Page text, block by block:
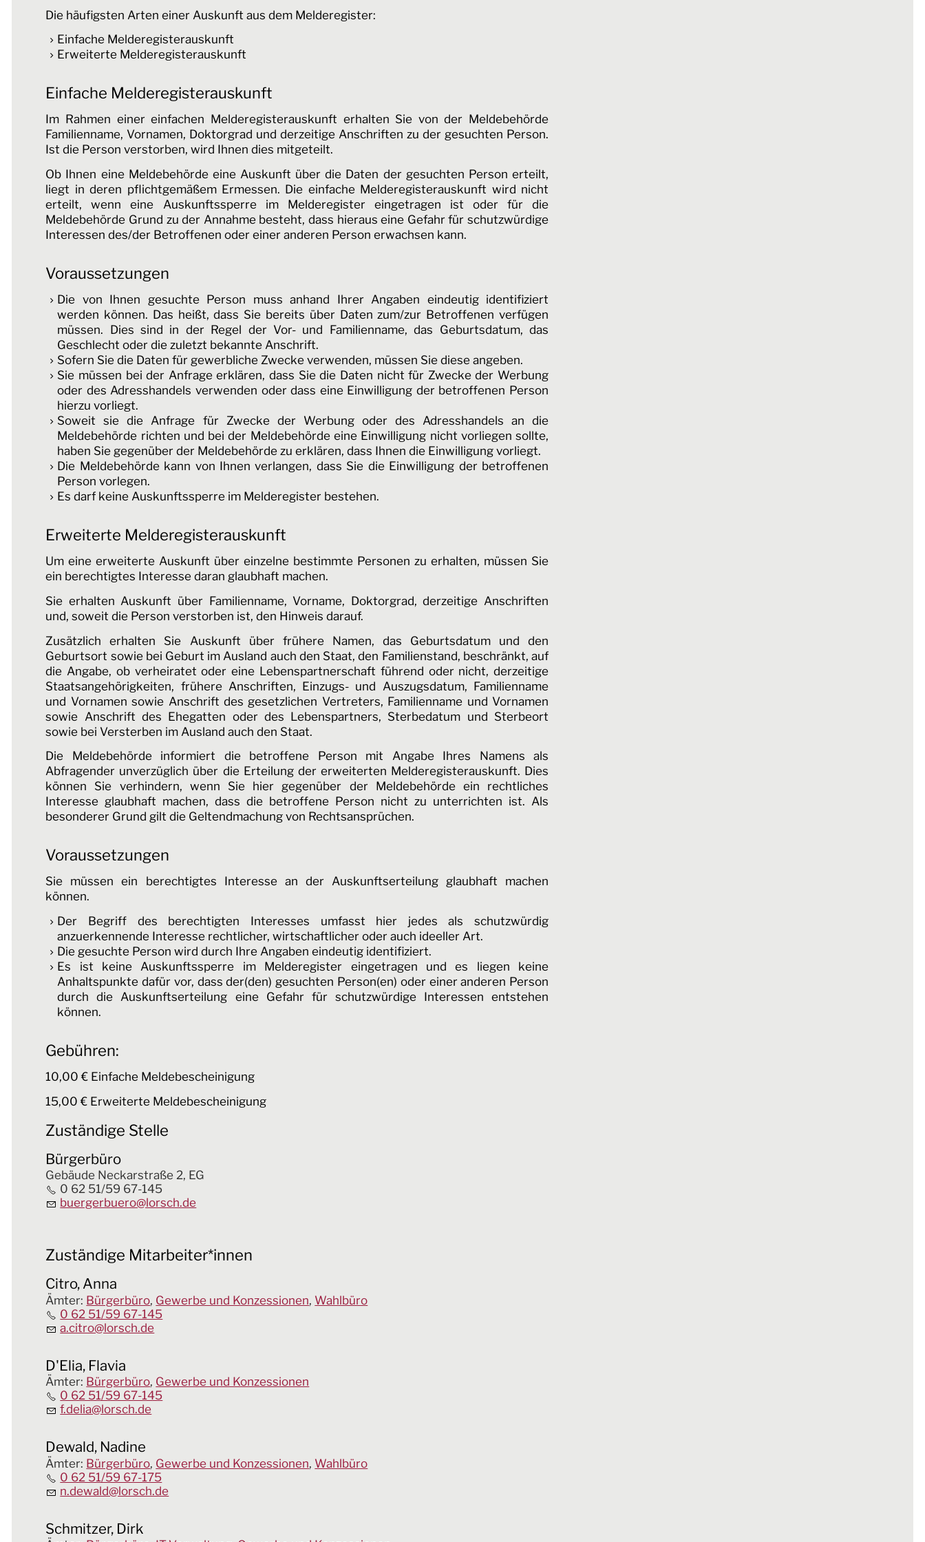
Die häufigsten Arten einer Auskunft aus dem Melderegister:
Einfache Melderegisterauskunft
Erweiterte Melderegisterauskunft
Einfache Melderegisterauskunft
Im Rahmen einer einfachen Melderegisterauskunft erhalten Sie von der Meldebehörde
Familienname, Vornamen, Doktorgrad und derzeitige Anschriften zu der gesuchten Person.
Ist die Person verstorben, wird Ihnen dies mitgeteilt.
Ob Ihnen eine Meldebehörde eine Auskunft über die Daten der gesuchten Person erteilt,
liegt in deren pflichtgemäßem Ermessen. Die einfache Melderegisterauskunft wird nicht
erteilt, wenn eine Auskunftssperre im Melderegister eingetragen ist oder für die
Meldebehörde Grund zu der Annahme besteht, dass hieraus eine Gefahr für schutzwürdige
Interessen des/der Betroffenen oder einer anderen Person erwachsen kann.
Voraussetzungen
Die von Ihnen gesuchte Person muss anhand Ihrer Angaben eindeutig identifiziert
werden können. Das heißt, dass Sie bereits über Daten zum/zur Betroffenen verfügen
müssen. Dies sind in der Regel der Vor- und Familienname, das Geburtsdatum, das
Geschlecht oder die zuletzt bekannte Anschrift.
Sofern Sie die Daten für gewerbliche Zwecke verwenden, müssen Sie diese angeben.
Sie müssen bei der Anfrage erklären, dass Sie die Daten nicht für Zwecke der Werbung
oder des Adresshandels verwenden oder dass eine Einwilligung der betroffenen Person
hierzu vorliegt.
Soweit sie die Anfrage für Zwecke der Werbung oder des Adresshandels an die
Meldebehörde richten und bei der Meldebehörde eine Einwilligung nicht vorliegen sollte,
haben Sie gegenüber der Meldebehörde zu erklären, dass Ihnen die Einwilligung vorliegt.
Die Meldebehörde kann von Ihnen verlangen, dass Sie die Einwilligung der betroffenen
Person vorlegen.
Es darf keine Auskunftssperre im Melderegister bestehen.
Erweiterte Melderegisterauskunft
Um eine erweiterte Auskunft über einzelne bestimmte Personen zu erhalten, müssen Sie
ein berechtigtes Interesse daran glaubhaft machen.
Sie erhalten Auskunft über Familienname, Vorname, Doktorgrad, derzeitige Anschriften
und, soweit die Person verstorben ist, den Hinweis darauf.
Zusätzlich erhalten Sie Auskunft über frühere Namen, das Geburtsdatum und den
Geburtsort sowie bei Geburt im Ausland auch den Staat, den Familienstand, beschränkt, auf
die Angabe, ob verheiratet oder eine Lebenspartnerschaft führend oder nicht, derzeitige
Staatsangehörigkeiten, frühere Anschriften, Einzugs- und Auszugsdatum, Familienname
und Vornamen sowie Anschrift des gesetzlichen Vertreters, Familienname und Vornamen
sowie Anschrift des Ehegatten oder des Lebenspartners, Sterbedatum und Sterbeort
sowie bei Versterben im Ausland auch den Staat.
Die Meldebehörde informiert die betroffene Person mit Angabe Ihres Namens als
Abfragender unverzüglich über die Erteilung der erweiterten Melderegisterauskunft. Dies
können Sie verhindern, wenn Sie hier gegenüber der Meldebehörde ein rechtliches
Interesse glaubhaft machen, dass die betroffene Person nicht zu unterrichten ist. Als
besonderer Grund gilt die Geltendmachung von Rechtsansprüchen.
Voraussetzungen
Sie müssen ein berechtigtes Interesse an der Auskunftserteilung glaubhaft machen
können.
Der Begriff des berechtigten Interesses umfasst hier jedes als schutzwürdig
anzuerkennende Interesse rechtlicher, wirtschaftlicher oder auch ideeller Art.
Die gesuchte Person wird durch Ihre Angaben eindeutig identifiziert.
Es ist keine Auskunftssperre im Melderegister eingetragen und es liegen keine
Anhaltspunkte dafür vor, dass der(den) gesuchten Person(en) oder einer anderen Person
durch die Auskunftserteilung eine Gefahr für schutzwürdige Interessen entstehen
können.
Gebühren:
10,00 € Einfache Meldebescheinigung
15,00 € Erweiterte Meldebescheinigung
Zuständige Stelle
Bürgerbüro
Gebäude Neckarstraße 2, EG
0 62 51/59 67-145
buergerbuero@lorsch.de
Zuständige Mitarbeiter*innen
Citro, Anna
Ämter: Bürgerbüro, Gewerbe und Konzessionen, Wahlbüro
0 62 51/59 67-145
a.citro@lorsch.de
D'Elia, Flavia
Ämter: Bürgerbüro, Gewerbe und Konzessionen
0 62 51/59 67-145
f.delia@lorsch.de
Dewald, Nadine
Ämter: Bürgerbüro, Gewerbe und Konzessionen, Wahlbüro
0 62 51/59 67-175
n.dewald@lorsch.de
Schmitzer, Dirk